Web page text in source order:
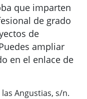
que imparten
de grado
de
ampliar
en el enlace de
Angustias, s/n.